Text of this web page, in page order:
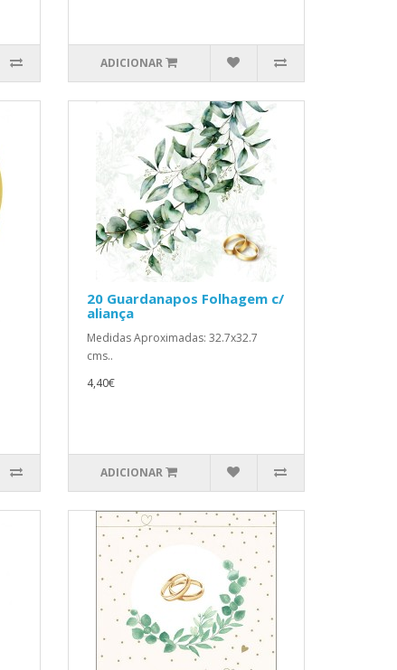
ADICIONAR
20 Guardanapos Folhagem c/
aliança
Medidas Aproximadas: 32.7x32.7
cms..
4,40€
ADICIONAR